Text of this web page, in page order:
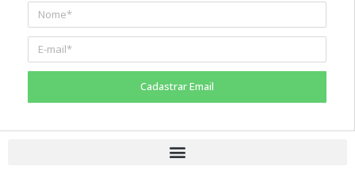
Cadastrar Email